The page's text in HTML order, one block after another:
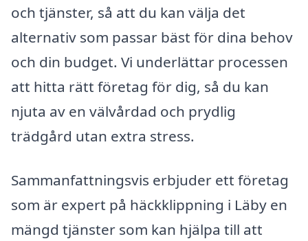
och tjänster, så att du kan välja det
alternativ som passar bäst för dina behov
och din budget. Vi underlättar processen
att hitta rätt företag för dig, så du kan
njuta av en välvårdad och prydlig
trädgård utan extra stress.
Sammanfattningsvis erbjuder ett företag
som är expert på häckklippning i Läby en
mängd tjänster som kan hjälpa till att